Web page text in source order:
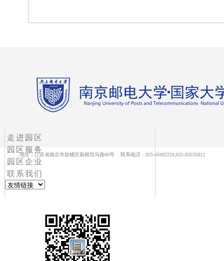
走进园区
园区服务
园区企业
联系我们
地址：江苏省南京市鼓楼区新模范马路66号 联系电话：025-83492219,025-83535812